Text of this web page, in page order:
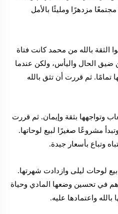
مزدهرًا ومليئًا بالأمل
الثقة بالله من محمد كانت فتاة
ضيق الحال واليأس، ولكن عندما
ثم قررت أن تثق بالله
وتواجهها بثقة وإيمان. ثم قررت
مشروعًا صغيرًا لبيع لوحاتها.
وتباع بأسعار جيدة.
لوحات ليلى وازدادت شهرتها.
في تحسين وضعها المادي وحياة
واعتمادها عليه.